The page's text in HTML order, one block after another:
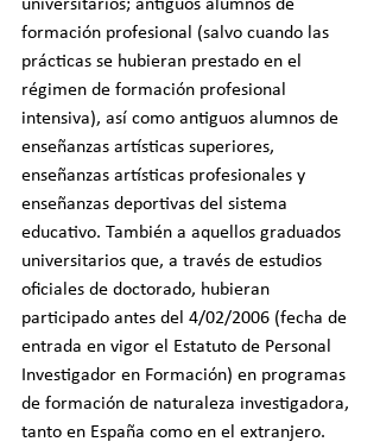
universitarios; antiguos alumnos de
formación profesional (salvo cuando las
prácticas se hubieran prestado en el
régimen de formación profesional
intensiva), así como antiguos alumnos de
enseñanzas artísticas superiores,
enseñanzas artísticas profesionales y
enseñanzas deportivas del sistema
educativo. También a aquellos graduados
universitarios que, a través de estudios
oficiales de doctorado, hubieran
participado antes del 4/02/2006 (fecha de
entrada en vigor el Estatuto de Personal
Investigador en Formación) en programas
de formación de naturaleza investigadora,
tanto en España como en el extranjero.